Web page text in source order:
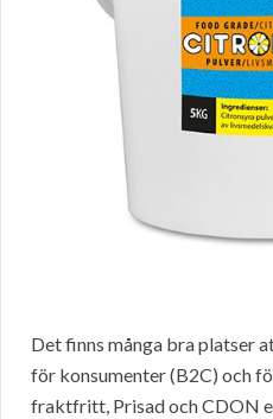
Det finns många bra platser
för konsumenter (B2C) och
fraktfritt, Prisad och CDON